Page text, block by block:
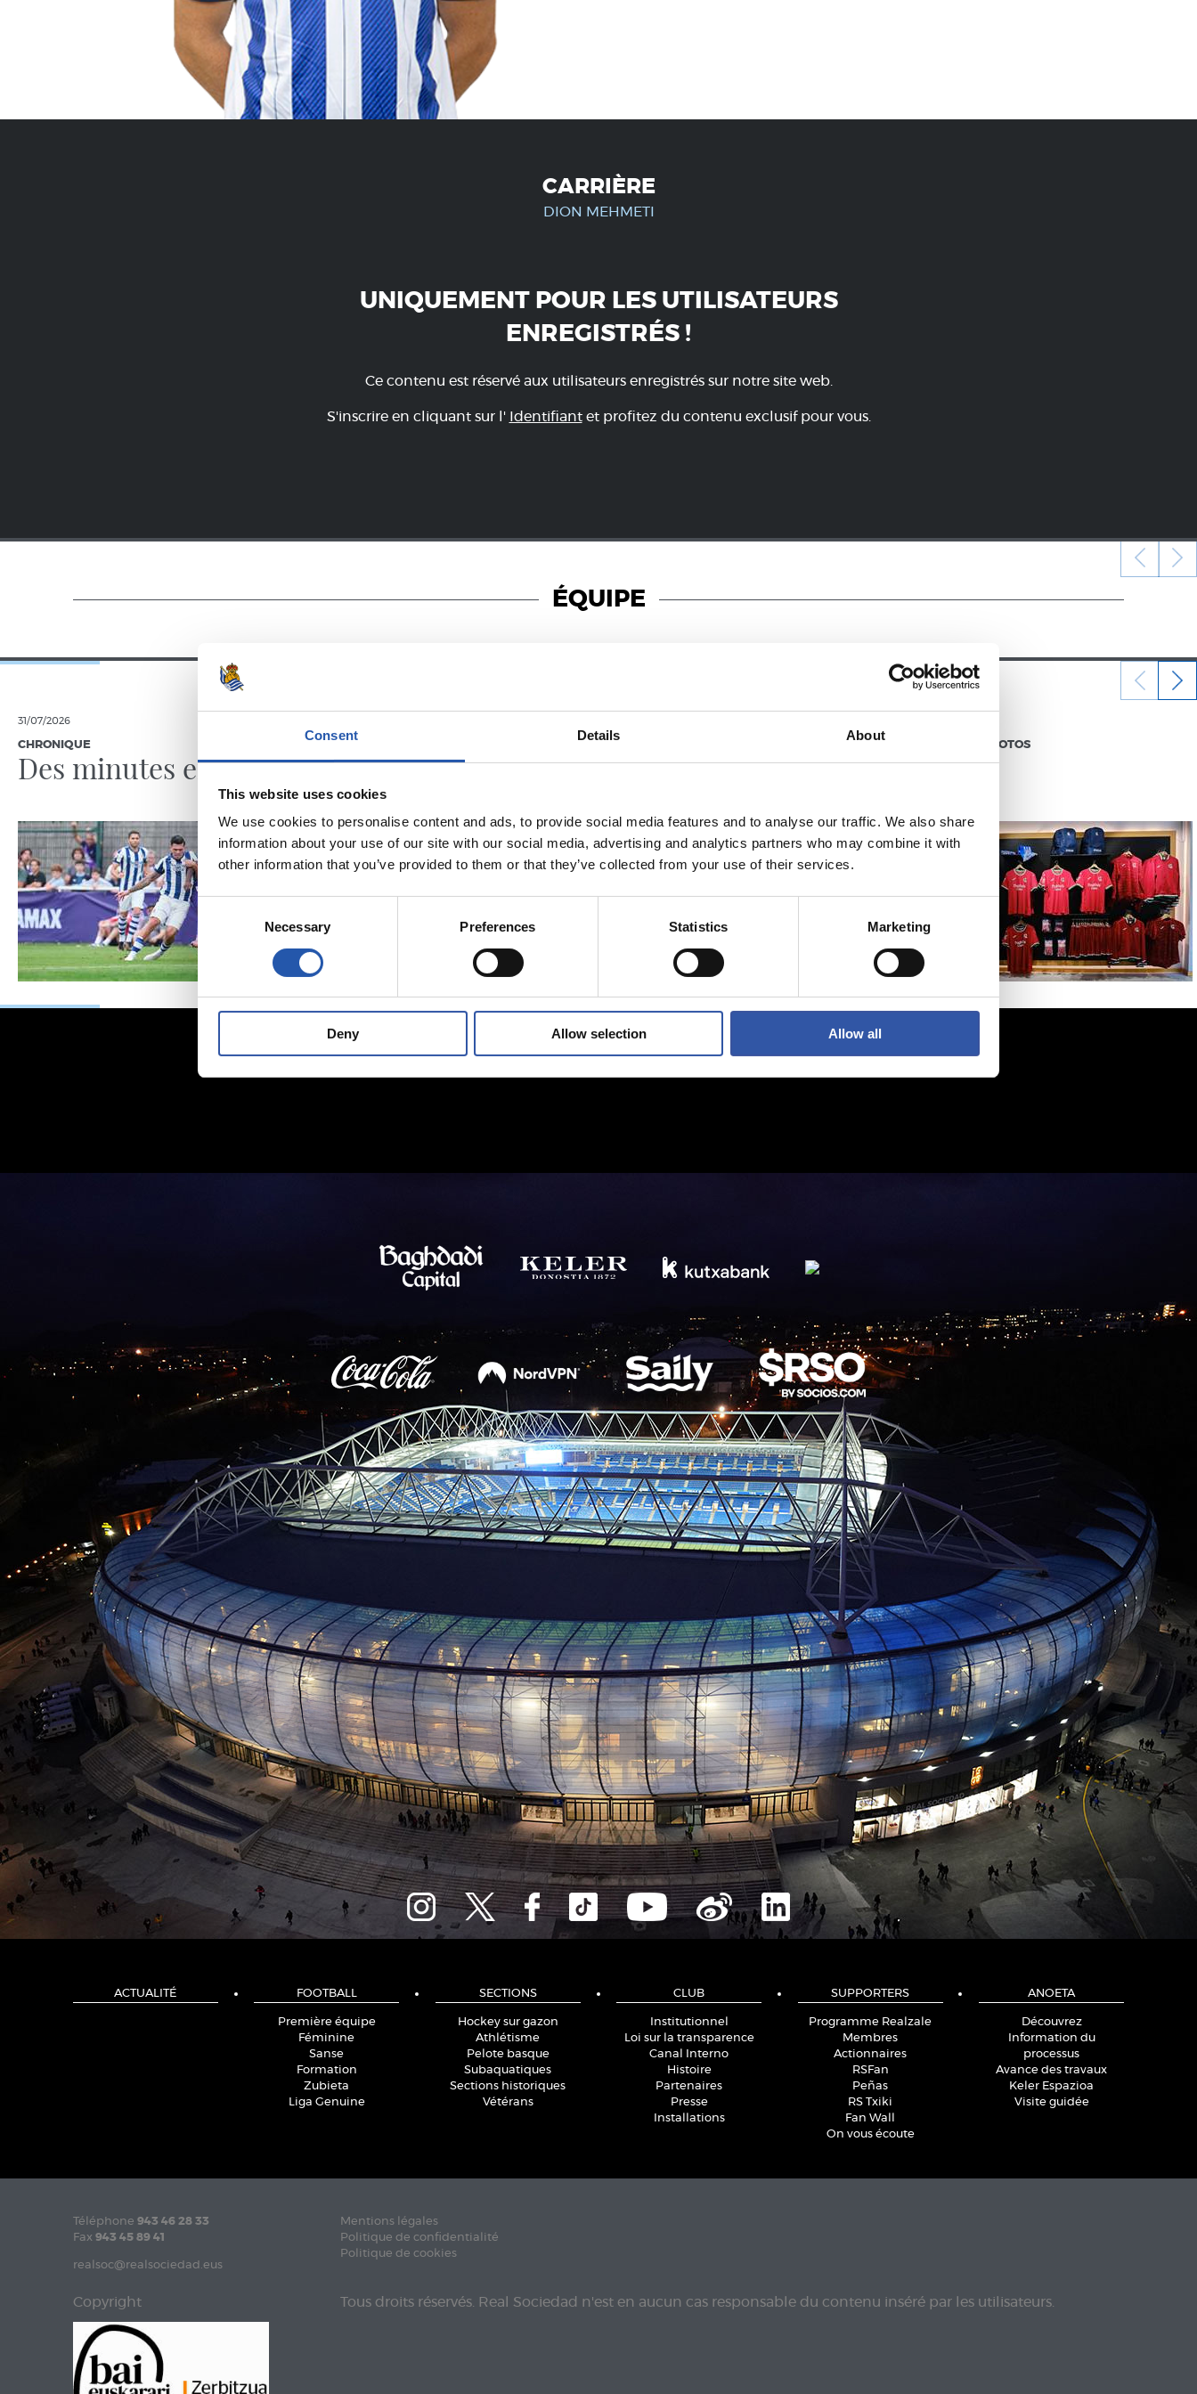
Consent Details About
This website uses cookies
We use cookies to personalise content and ads, to provide social media features and to analyse our traffic. We also share
information about your use of our site with our social media, advertising and analytics partners who may combine it with
other information that you’ve provided to them or that they’ve collected from your use of their services.
Consent
Selection
Necessary Preferences Statistics Marketing
Deny Allow selection Allow all
CARRIÈRE
DION MEHMETI
UNIQUEMENT POUR LES UTILISATEURS
ENREGISTRÉS !
Ce contenu est réservé aux utilisateurs enregistrés sur notre site web.
S'inscrire en cliquant sur l' Identifiantet profitez du contenu exclusif pour vous.
ÉQUIPE
31/07/2026
CHRONIQUE
Des minutes en plus Une journée avec
Pellegrino Matarazzo
Verrouillé
GALERIE DE PHOTOS
ACTUALITÉ FOOTBALL
Première équipe
Féminine
Sanse
Formation
Zubieta
Liga Genuine
SECTIONS
Hockey sur gazon
Athlétisme
Pelote basque
Subaquatiques
Sections historiques
Vétérans
CLUB
Institutionnel
Loi sur la transparence
Canal Interno
Histoire
Partenaires
Presse
Installations
SUPPORTERS
Programme Realzale
Membres
Actionnaires
RSFan
Peñas
RS Txiki
Fan Wall
On vous écoute
ANOETA
Découvrez
Information du
processus
Avance des travaux
Keler Espazioa
Visite guidée
Téléphone 943 46 28 33
Fax 943 45 89 41
realsoc@realsociedad.eus
Mentions légales
Politique de confidentialité
Politique de cookies
Copyright Tous droits réservés. Real Sociedad n'est en aucun cas responsable du contenu inséré par les utilisateurs.